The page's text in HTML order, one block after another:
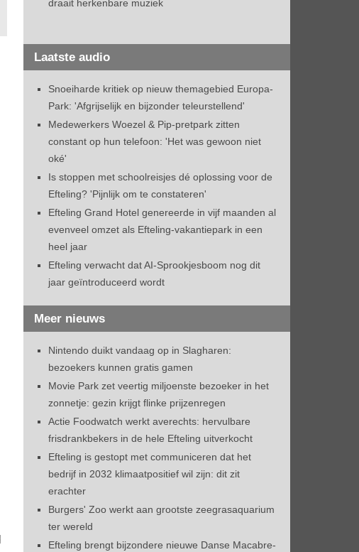
draait herkenbare muziek
Laatste audio
Snoeiharde kritiek op nieuw themagebied Europa-
Park: 'Afgrijselijk en bijzonder teleurstellend'
Medewerkers Woezel & Pip-pretpark zitten
constant op hun telefoon: 'Het was gewoon niet
oké'
Is stoppen met schoolreisjes dé oplossing voor de
Efteling? 'Pijnlijk om te constateren'
Efteling Grand Hotel genereerde in vijf maanden al
evenveel omzet als Efteling-vakantiepark in een
heel jaar
Efteling verwacht dat AI-Sprookjesboom nog dit
jaar geïntroduceerd wordt
Meer nieuws
Nintendo duikt vandaag op in Slagharen:
bezoekers kunnen gratis gamen
Movie Park zet veertig miljoenste bezoeker in het
zonnetje: gezin krijgt flinke prijzenregen
Actie Foodwatch werkt averechts: hervulbare
frisdrankbekers in de hele Efteling uitverkocht
Efteling is gestopt met communiceren dat het
bedrijf in 2032 klimaatpositief wil zijn: dit zit
erachter
Burgers' Zoo werkt aan grootste zeegrasaquarium
ter wereld
Efteling brengt bijzondere nieuwe Danse Macabre-